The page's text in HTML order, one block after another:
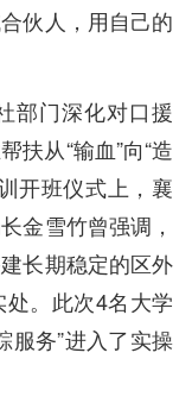
伙人，用自己的
部门深化对口援
扶从“输血”向“造
开班仪式上，襄
金雪竹曾强调，
长期稳定的区外
。此次4名大学
服务”进入了实操